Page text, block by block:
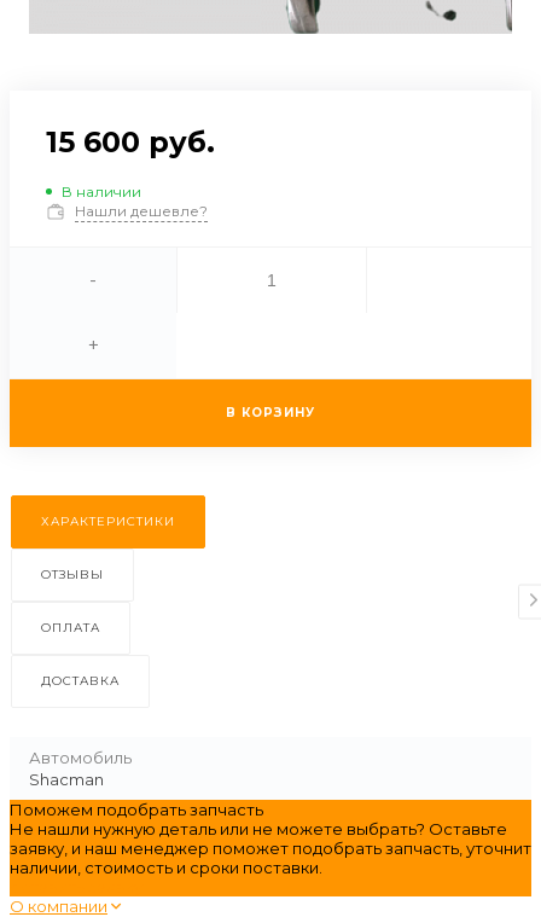
15 600 руб.
В наличии
Нашли дешевле?
-
+
В КОРЗИНУ
ХАРАКТЕРИСТИКИ
ОТЗЫВЫ
ОПЛАТА
ДОСТАВКА
Автомобиль
Shacman
Поможем подобрать запчасть
Не нашли нужную деталь или не можете выбрать? Оставьте
заявку, и наш менеджер поможет подобрать запчасть, уточнит
наличии, стоимость и сроки поставки.
О компании